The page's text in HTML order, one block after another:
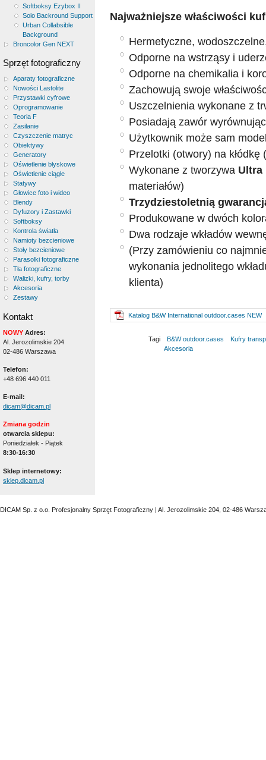
Softboksy Ezybox II
Solo Backround Support
Urban Collabsible
Background
Broncolor Gen NEXT
Sprzęt fotograficzny
Aparaty fotograficzne
Nowości Lastolite
Przystawki cyfrowe
Oprogramowanie
Teoria F
Zasilanie
Czyszczenie matryc
Obiektywy
Generatory
Oświetlenie błyskowe
Oświetlenie ciągłe
Statywy
Głowice foto i wideo
Blendy
Dyfuzory i Zastawki
Softboksy
Kontrola światła
Namioty bezcieniowe
Stoły bezcieniowe
Parasolki fotograficzne
Tła fotograficzne
Walizki, kufry, torby
Akcesoria
Zestawy
Kontakt
NOWY Adres:
Al. Jerozolimskie 204
02-486 Warszawa
Telefon:
+48 696 440 011
E-mail:
dicam@dicam.pl
Zmiana godzin
otwarcia sklepu:
Poniedziałek - Piątek
8:30-16:30
Sklep internetowy:
sklep.dicam.pl
Najważniejsze właściwości
Hermetyczne,
Odporne na wstrząsy i
Odporne na chemikalia i
Zachowują swoje
Uszczelnienia wykonane z
Posiadają zawór
Użytkownik może sam
Przelotki (otwory) na
Wykonane z tworzywa Ultra
materiałów)
Trzydziestoletnią
Produkowane w dwóch
Dwa rodzaje wkładów
(Przy zamówieniu co
wykonania jednolitego
klienta)
Katalog B&W International outdoor.cases NEW
Tagi B&W outdoor.cases
Kufry
Akcesoria
DICAM Sp. z o.o. Profesjonalny Sprzęt Fotograficzny | Al. Jerozolimskie 204, 02-486